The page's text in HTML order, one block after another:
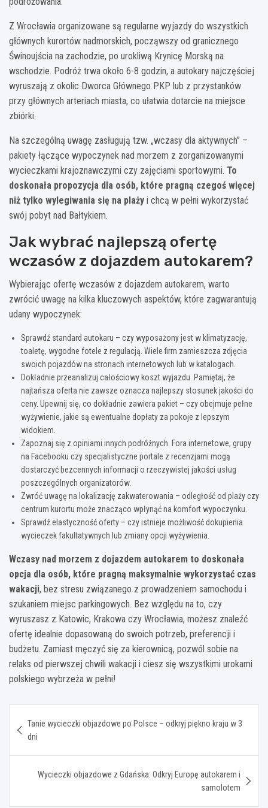
Z Wrocławia organizowane są regularne wyjazdy do wszystkich
głównych kurortów nadmorskich, począwszy od granicznego
Świnoujścia na zachodzie, po urokliwą Krynicę Morską na
wschodzie. Podróż trwa około 6-8 godzin, a autokary najczęściej
wyruszają z okolic Dworca Głównego PKP lub z przystanków
przy głównych arteriach miasta, co ułatwia dotarcie na miejsce
zbiórki.
Na szczególną uwagę zasługują tzw. „wczasy dla aktywnych” –
pakiety łączące wypoczynek nad morzem z zorganizowanymi
wycieczkami krajoznawczymi czy zajęciami sportowymi. To
doskonała propozycja dla osób, które pragną czegoś więcej
niż tylko wylegiwania się na plaży i chcą w pełni wykorzystać
swój pobyt nad Bałtykiem.
Jak wybrać najlepszą ofertę
wczasów z dojazdem autokarem?
Wybierając ofertę wczasów z dojazdem autokarem, warto
zwrócić uwagę na kilka kluczowych aspektów, które zagwarantują
udany wypoczynek:
Sprawdź standard autokaru – czy wyposażony jest w klimatyzację,
toaletę, wygodne fotele z regulacją. Wiele firm zamieszcza zdjęcia
swoich pojazdów na stronach internetowych lub w katalogach.
Dokładnie przeanalizuj całościowy koszt wyjazdu. Pamiętaj, że
najtańsza oferta nie zawsze oznacza najlepszy stosunek jakości do
ceny. Upewnij się, co dokładnie zawiera pakiet – czy obejmuje pełne
wyżywienie, jakie są ewentualne dopłaty za pokoje z lepszym
widokiem.
Zapoznaj się z opiniami innych podróżnych. Fora internetowe, grupy
na Facebooku czy specjalistyczne portale z recenzjami mogą
dostarczyć bezcennych informacji o rzeczywistej jakości usług
poszczególnych organizatorów.
Zwróć uwagę na lokalizację zakwaterowania – odległość od plaży czy
centrum kurortu może znacząco wpłynąć na komfort wypoczynku.
Sprawdź elastyczność oferty – czy istnieje możliwość dokupienia
wycieczek fakultatywnych lub zmiany opcji wyżywienia.
Wczasy nad morzem z dojazdem autokarem to doskonała
opcja dla osób, które pragną maksymalnie wykorzystać czas
wakacji, bez stresu związanego z prowadzeniem samochodu i
szukaniem miejsc parkingowych. Bez względu na to, czy
wyruszasz z Katowic, Krakowa czy Wrocławia, możesz znaleźć
ofertę idealnie dopasowaną do swoich potrzeb, preferencji i
budżetu. Zamiast męczyć się za kierownicą, pozwól sobie na
relaks od pierwszej chwili wakacji i ciesz się wszystkimi urokami
polskiego wybrzeża w pełni!
wpisu
Tanie wycieczki objazdowe po Polsce – odkryj piękno kraju w 3
dni
Wycieczki objazdowe z Gdańska: Odkryj Europę autokarem i
samolotem